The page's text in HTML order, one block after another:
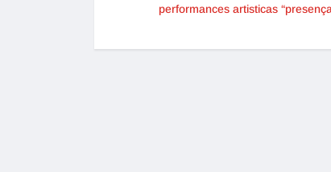
performances artisticas